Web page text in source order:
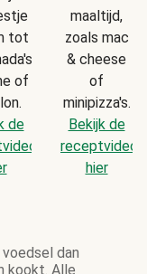
tot
of
de
maaltijd,
zoals mac
& cheese
of
minipizza's.
Bekijk de
receptvideo
hier
dan
kookt. Alle